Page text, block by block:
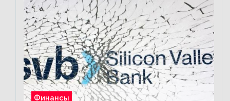
Финансы